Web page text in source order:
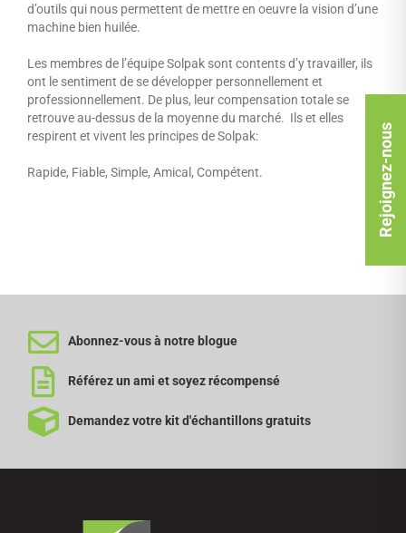
d’outils qui nous permettent de mettre en oeuvre la vision d’une
machine bien huilée.
Les membres de l’équipe Solpak sont contents d’y travailler, ils
ont le sentiment de se développer personnellement et
professionnellement. De plus, leur compensation totale se
retrouve au-dessus de la moyenne du marché. Ils et elles
respirent et vivent les principes de Solpak:
Rapide, Fiable, Simple, Amical, Compétent. Rejoignez-nous
Abonnez-vous à notre blogue
Référez un ami et soyez récompensé
Demandez votre kit d'échantillons gratuits